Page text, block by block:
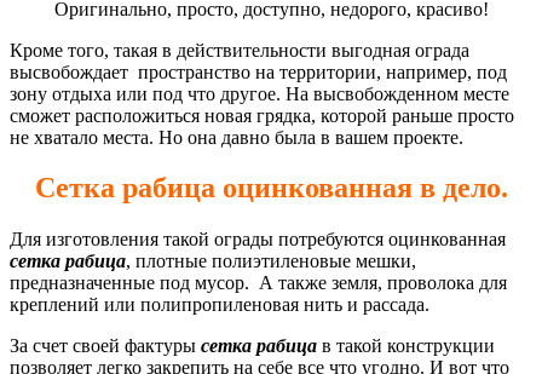
Оригинально, просто, доступно, недорого, красиво!
Кроме того, такая в действительности выгодная ограда
высвобождает пространство на территории, например, под
зону отдыха или под что другое. На высвобожденном месте
сможет расположиться новая грядка, которой раньше просто
не хватало места. Но она давно была в вашем проекте.
Сетка рабица оцинкованная в дело.
Для изготовления такой ограды потребуются оцинкованная
сетка рабица, плотные полиэтиленовые мешки,
предназначенные под мусор. А также земля, проволока для
креплений или полипропиленовая нить и рассада.
За счет своей фактуры сетка рабица в такой конструкции
позволяет легко закрепить на себе все что угодно. И вот что